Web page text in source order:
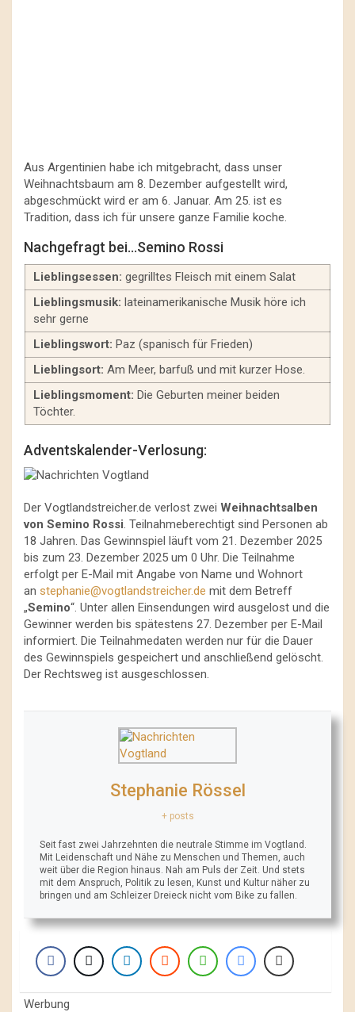
Aus Argentinien habe ich mitgebracht, dass unser
Weihnachtsbaum am 8. Dezember aufgestellt wird,
abgeschmückt wird er am 6. Januar. Am 25. ist es
Tradition, dass ich für unsere ganze Familie koche.
Nachgefragt bei…Semino Rossi
Lieblingsessen: gegrilltes Fleisch mit einem Salat
Lieblingsmusik: lateinamerikanische Musik höre ich
sehr gerne
Lieblingswort: Paz (spanisch für Frieden)
Lieblingsort: Am Meer, barfuß und mit kurzer Hose.
Lieblingsmoment: Die Geburten meiner beiden
Töchter.
Adventskalender-Verlosung:
Der Vogtlandstreicher.de verlost zwei Weihnachtsalben
von Semino Rossi. Teilnahmeberechtigt sind Personen ab
18 Jahren. Das Gewinnspiel läuft vom 21. Dezember 2025
bis zum 23. Dezember 2025 um 0 Uhr. Die Teilnahme
erfolgt per E-Mail mit Angabe von Name und Wohnort
an stephanie@vogtlandstreicher.de mit dem Betreff
„Semino“. Unter allen Einsendungen wird ausgelost und die
Gewinner werden bis spätestens 27. Dezember per E-Mail
informiert. Die Teilnahmedaten werden nur für die Dauer
des Gewinnspiels gespeichert und anschließend gelöscht.
Der Rechtsweg ist ausgeschlossen.
Stephanie Rössel
+ posts
Seit fast zwei Jahrzehnten die neutrale Stimme im Vogtland.
Mit Leidenschaft und Nähe zu Menschen und Themen, auch
weit über die Region hinaus. Nah am Puls der Zeit. Und stets
mit dem Anspruch, Politik zu lesen, Kunst und Kultur näher zu
bringen und am Schleizer Dreieck nicht vom Bike zu fallen.
Werbung